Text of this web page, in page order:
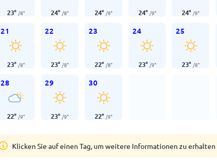
23° /8° 24° /8° 24° /9° 24° /9° 24° /9°
21
23° /8°
22
23° /8°
23
22° /8°
24
23° /9°
25
23° /8°
28
22° /9°
29
23° /9°
30
22° /9°
Klicken Sie auf einen Tag, um weitere Informationen zu erhalten